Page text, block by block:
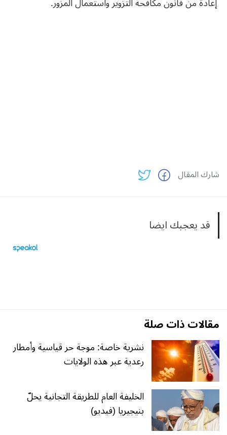
شارك المقال
قد يعجبك ايضا
مقالات ذات صلة
نشرية خاصة: موجة حر قياسية وأمطار
رعدية عبر هذه الولايات
الخليفة العام للطريقة التجانية يحلّ
بنيجيريا (فيديو)